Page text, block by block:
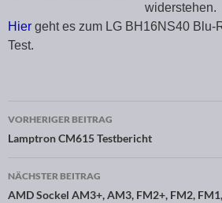
widerstehen.
Hier geht es zum LG BH16NS40 Blu-
Test.
Beitragsnavigation
VORHERIGER BEITRAG
Lamptron CM615 Testbericht
NÄCHSTER BEITRAG
AMD Sockel AM3+, AM3, FM2+, FM2,